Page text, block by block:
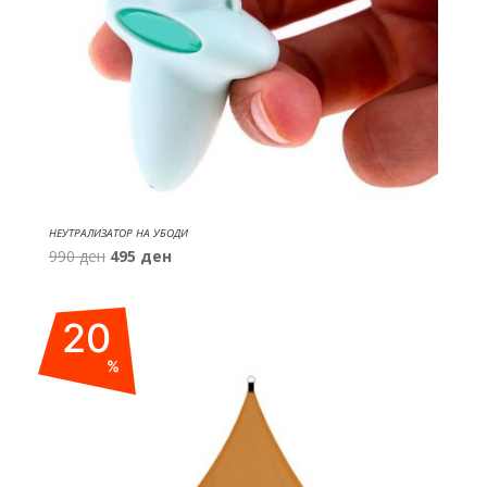
НЕУТРАЛИЗАТОР НА УБОДИ
990ден Original
was:
990 ден.
495 денCurrent
20
%